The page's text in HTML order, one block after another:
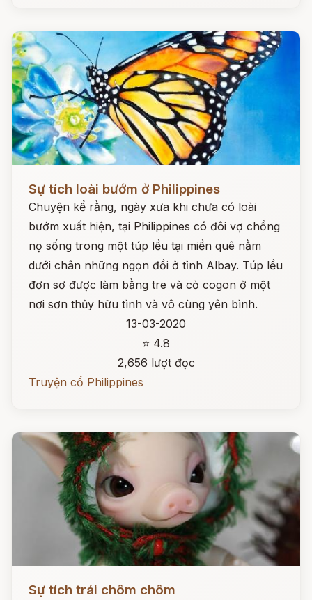
Sự tích loài bướm ở Philippines
Chuyện kể rằng, ngày xưa khi chưa có loài
bướm xuất hiện, tại Philippines có đôi vợ chồng
nọ sống trong một túp lều tại miền quê nằm
dưới chân những ngọn đồi ở tỉnh Albay. Túp lều
đơn sơ được làm bằng tre và cỏ cogon ở một
nơi sơn thủy hữu tình và vô cùng yên bình.
13-03-2020
⭐ 4.8
2,656 lượt đọc
Truyện cổ Philippines
Sự tích trái chôm chôm